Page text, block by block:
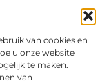
van cookies en
u onze website
te maken.
van